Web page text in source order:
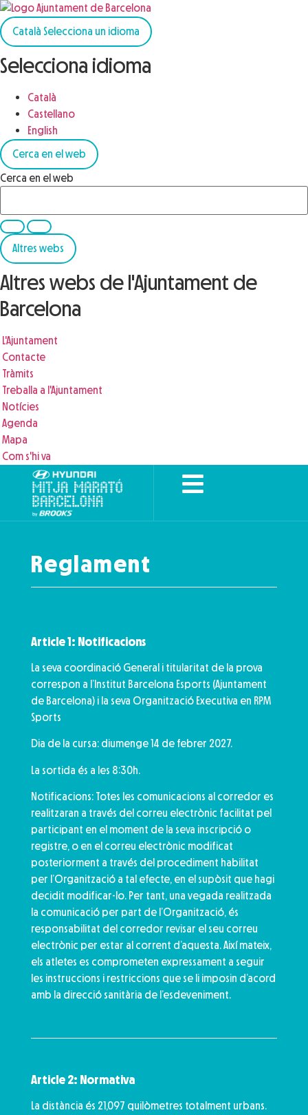
Català Selecciona un idioma
Selecciona idioma
Català
Castellano
English
Cerca en el web
Cerca en el web
Altres webs
Altres webs de l'Ajuntament de
Barcelona
L'Ajuntament
Contacte
Tràmits
Treballa a l'Ajuntament
Notícies
Agenda
Mapa
Com s'hi va
Reglament
Article 1: Notificacions
La seva coordinació General i titularitat de la prova
correspon a l’Institut Barcelona Esports (Ajuntament
de Barcelona) i la seva Organització Executiva en RPM
Sports
Dia de la cursa: diumenge 14 de febrer 2027.
La sortida és a les 8:30h.
Notificacions: Totes les comunicacions al corredor es
realitzaran a través del correu electrònic facilitat pel
participant en el moment de la seva inscripció o
registre, o en el correu electrònic modificat
posteriorment a través del procediment habilitat
per l’Organització a tal efecte, en el supòsit que hagi
decidit modificar-lo. Per tant, una vegada realitzada
la comunicació per part de l’Organització, és
responsabilitat del corredor revisar el seu correu
electrònic per estar al corrent d’aquesta. Així mateix,
els atletes es comprometen expressament a seguir
les instruccions i restriccions que se li imposin d’acord
amb la direcció sanitària de l’esdeveniment.
Article 2: Normativa
La distància és 21,097 quilòmetres totalment urbans.